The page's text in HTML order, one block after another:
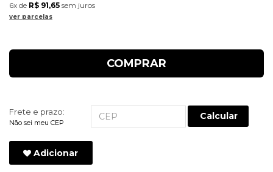
6x de R$ 91,65 sem juros
ver parcelas
COMPRAR
Frete e prazo:
Não sei meu CEP
Calcular
Adicionar